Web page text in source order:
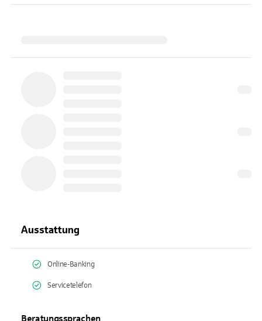
Ausstattung
Online-Banking
Servicetelefon
Beratungssprachen